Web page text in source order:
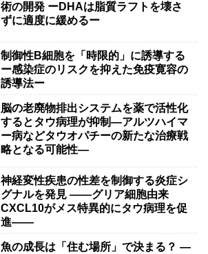
術の開発 ーDHAは脂質ラフトを壊さ
ずに適度に緩めるー
制御性B細胞を「時限的」に誘導する
ー感染症のリスクを抑えた免疫寛容の
誘導法ー
脳の老廃物排出システムを薬で活性化
するとタウ病理が抑制―アルツハイマ
ー病などタウオパチーの新たな治療戦
略となる可能性―
神経変性疾患の性差を制御する炎症シ
グナルを発見 ――グリア細胞由来
CXCL10がメス特異的にタウ病理を促
進――
魚の成長は「住む場所」で決まる？ ―